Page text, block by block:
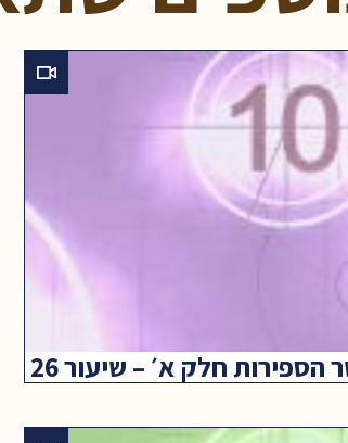
חלק א׳ – שיעור 26